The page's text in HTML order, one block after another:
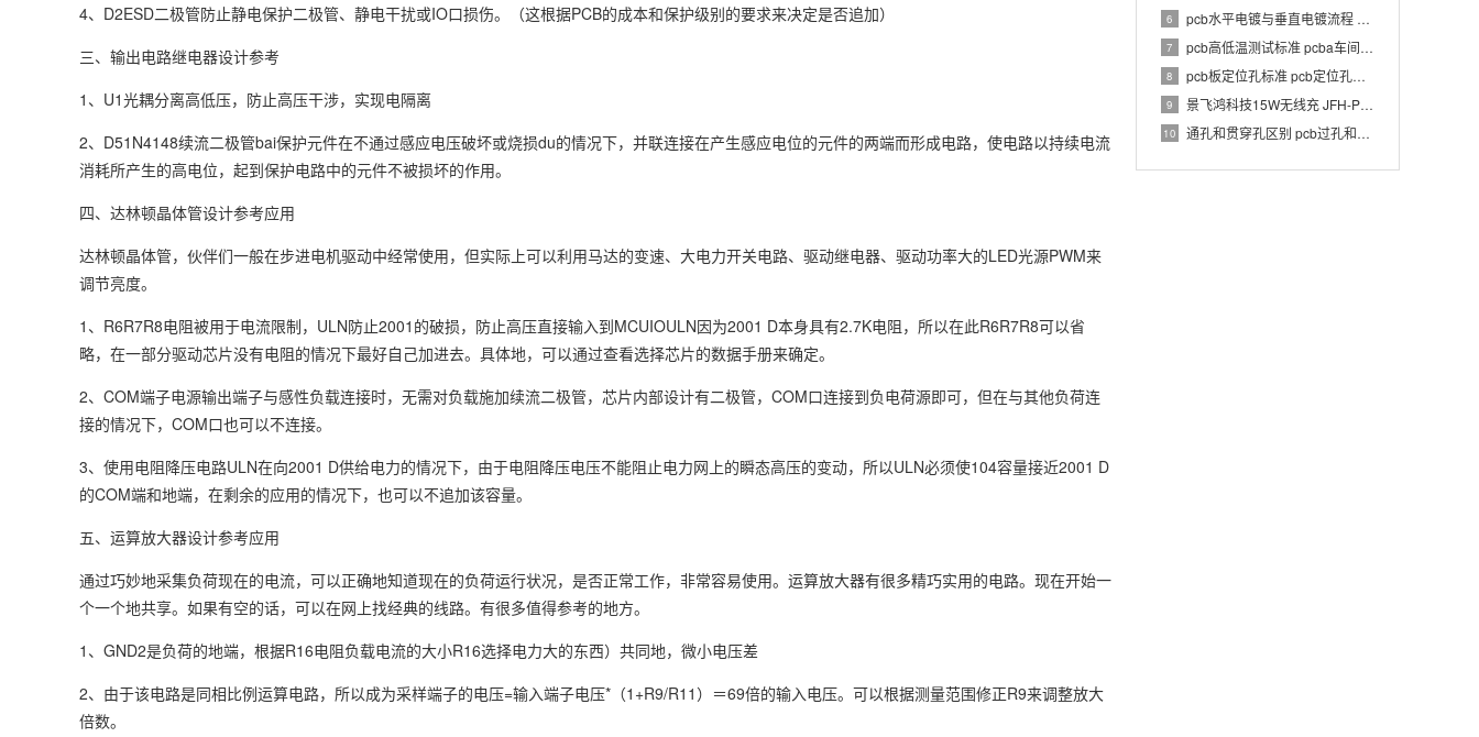
6 pcb水平电镀与垂直电镀流程 pcb电镀工艺介绍
7 pcb高低温测试标准 pcba车间温湿度要求
8 pcb板定位孔标准 pcb定位孔和定位柱要求
9 景飞鸿科技15W无线充 JFH-PWC-TX033 1.0 PCBA 规格书
10 通孔和贯穿孔区别 pcb过孔和通孔区别
4、D2ESD二极管防止静电保护二极管、静电干扰或IO口损伤。（这根据PCB的成本和保护级别的要求来决定是否追加）
三、输出电路继电器设计参考
1、U1光耦分离高低压，防止高压干涉，实现电隔离
2、D51N4148续流二极管bai保护元件在不通过感应电压破坏或烧损du的情况下，并联连接在产生感应电位的元件的两端而形成电路，使电路以持续电流
消耗所产生的高电位，起到保护电路中的元件不被损坏的作用。
四、达林顿晶体管设计参考应用
达林顿晶体管，伙伴们一般在步进电机驱动中经常使用，但实际上可以利用马达的变速、大电力开关电路、驱动继电器、驱动功率大的LED光源PWM来
调节亮度。
1、R6R7R8电阻被用于电流限制，ULN防止2001的破损，防止高压直接输入到MCUIOULN因为2001 D本身具有2.7K电阻，所以在此R6R7R8可以省
略，在一部分驱动芯片没有电阻的情况下最好自己加进去。具体地，可以通过查看选择芯片的数据手册来确定。
2、COM端子电源输出端子与感性负载连接时，无需对负载施加续流二极管，芯片内部设计有二极管，COM口连接到负电荷源即可，但在与其他负荷连
接的情况下，COM口也可以不连接。
3、使用电阻降压电路ULN在向2001 D供给电力的情况下，由于电阻降压电压不能阻止电力网上的瞬态高压的变动，所以ULN必须使104容量接近2001 D
的COM端和地端，在剩余的应用的情况下，也可以不追加该容量。
五、运算放大器设计参考应用
通过巧妙地采集负荷现在的电流，可以正确地知道现在的负荷运行状况，是否正常工作，非常容易使用。运算放大器有很多精巧实用的电路。现在开始一
个一个地共享。如果有空的话，可以在网上找经典的线路。有很多值得参考的地方。
1、GND2是负荷的地端，根据R16电阻负载电流的大小R16选择电力大的东西）共同地，微小电压差
2、由于该电路是同相比例运算电路，所以成为采样端子的电压=输入端子电压*（1+R9/R11）＝69倍的输入电压。可以根据测量范围修正R9来调整放大
倍数。